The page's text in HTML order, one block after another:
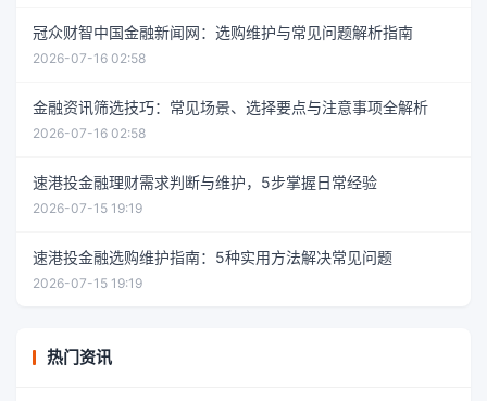
冠众财智中国金融新闻网：选购维护与常见问题解析指南
2026-07-16 02:58
金融资讯筛选技巧：常见场景、选择要点与注意事项全解析
2026-07-16 02:58
速港投金融理财需求判断与维护，5步掌握日常经验
2026-07-15 19:19
速港投金融选购维护指南：5种实用方法解决常见问题
2026-07-15 19:19
热门资讯